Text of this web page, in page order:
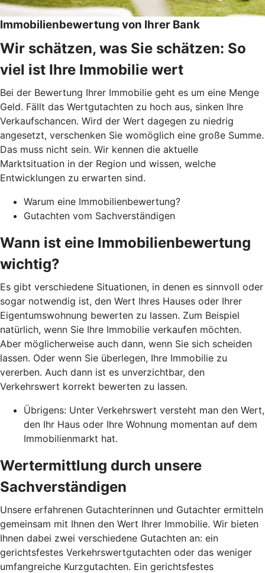
Immobilienbewertung von Ihrer Bank
Wir schätzen, was Sie schätzen: So
viel ist Ihre Immobilie wert
Bei der Bewertung Ihrer Immobilie geht es um eine Menge
Geld. Fällt das Wertgutachten zu hoch aus, sinken Ihre
Verkaufschancen. Wird der Wert dagegen zu niedrig
angesetzt, verschenken Sie womöglich eine große Summe.
Das muss nicht sein. Wir kennen die aktuelle
Marktsituation in der Region und wissen, welche
Entwicklungen zu erwarten sind.
Warum eine Immobilienbewertung?
Gutachten vom Sachverständigen
Wann ist eine Immobilienbewertung
wichtig?
Es gibt verschiedene Situationen, in denen es sinnvoll oder
sogar notwendig ist, den Wert Ihres Hauses oder Ihrer
Eigentumswohnung bewerten zu lassen. Zum Beispiel
natürlich, wenn Sie Ihre Immobilie verkaufen möchten.
Aber möglicherweise auch dann, wenn Sie sich scheiden
lassen. Oder wenn Sie überlegen, Ihre Immobilie zu
vererben. Auch dann ist es unverzichtbar, den
Verkehrswert korrekt bewerten zu lassen.
Übrigens: Unter Verkehrswert versteht man den Wert,
den Ihr Haus oder Ihre Wohnung momentan auf dem
Immobilienmarkt hat.
Wertermittlung durch unsere
Sachverständigen
Unsere erfahrenen Gutachterinnen und Gutachter ermitteln
gemeinsam mit Ihnen den Wert Ihrer Immobilie. Wir bieten
Ihnen dabei zwei verschiedene Gutachten an: ein
gerichtsfestes Verkehrswertgutachten oder das weniger
umfangreiche Kurzgutachten. Ein gerichtsfestes